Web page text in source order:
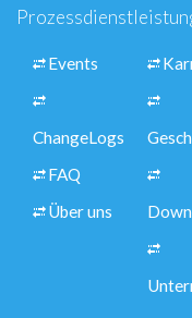
Events
ChangeLogs
FAQ
Über uns